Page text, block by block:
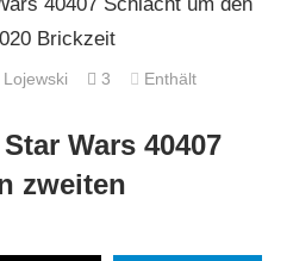
3
Enthält
Wars 40407
zweiten